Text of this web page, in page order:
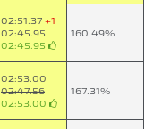
02:51.37 +1
02:45.95
02:45.95
160.49%
02:53.00
02:47.56
02:53.00
167.31%